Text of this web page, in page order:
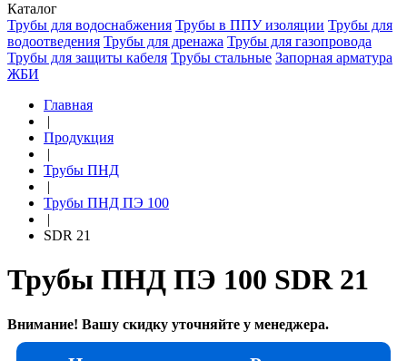
Каталог
Трубы для водоснабжения Трубы в ППУ изоляции Трубы для
водоотведения Трубы для дренажа Трубы для газопровода
Трубы для защиты кабеля Трубы стальные Запорная арматура
ЖБИ
Главная
|
Продукция
|
Трубы ПНД
|
Трубы ПНД ПЭ 100
|
SDR 21
Трубы ПНД ПЭ 100 SDR 21
Внимание! Вашу скидку уточняйте у менеджера.